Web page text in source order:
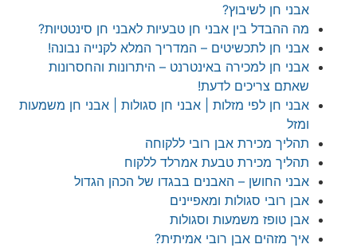
חן לשיבוץ?
ההבדל בין אבני חן טבעיות לאבני חן סינטטיות?
חן לתכשיטים – המדריך המלא לקנייה נבונה!
חן למכירה באינטרנט – היתרונות והחסרונות
צריכים לדעת!
חן לפי מזלות | אבני חן סגולות | אבני חן משמעות
מכירת אבן רובי ללקוחה
מכירת טבעת אמרלד ללקוח
החושן – האבנים בבגדו של הכהן הגדול
רובי סגולות ומאפיינים
טופז משמעות וסגולות
מזהים אבן רובי אמיתית?